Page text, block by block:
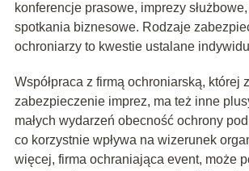
konferencje prasowe, imprezy
spotkania biznesowe. Rodzaje
ochroniarzy to kwestie ustalane
Współpraca z firmą ochroniarską, której
zabezpieczenie imprez, ma też inne
małych wydarzeń obecność ochrony
co korzystnie wpływa na wizerunek
więcej, firma ochraniająca event, może